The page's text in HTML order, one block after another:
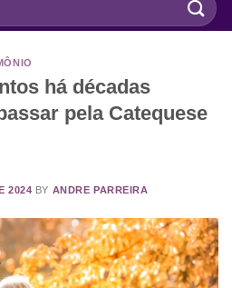
há décadas
pela Catequese
2024 BY ANDRE PARREIRA